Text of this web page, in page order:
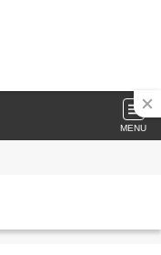
MENU